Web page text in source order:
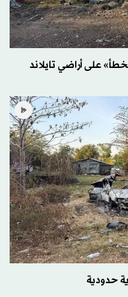
على أراضي تايلاند
حدودية